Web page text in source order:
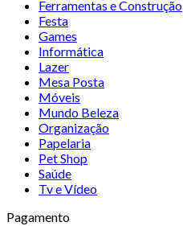
Ferramentas e Construção
Festa
Games
Informática
Lazer
Mesa Posta
Móveis
Mundo Beleza
Organização
Papelaria
Pet Shop
Saúde
Tv e Vídeo
Pagamento